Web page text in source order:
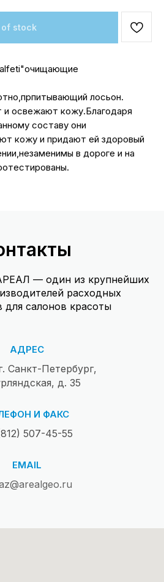
of stock
лосьон.
освежают кожу.Благодаря
составу они
кожу и придают ей здоровый
в дороге и на
— один из крупнейших
расходных
для салонов красоты
АДРЕС
Санкт-Петербург,
д. 35
И ФАКС
507-45-55
EMAIL